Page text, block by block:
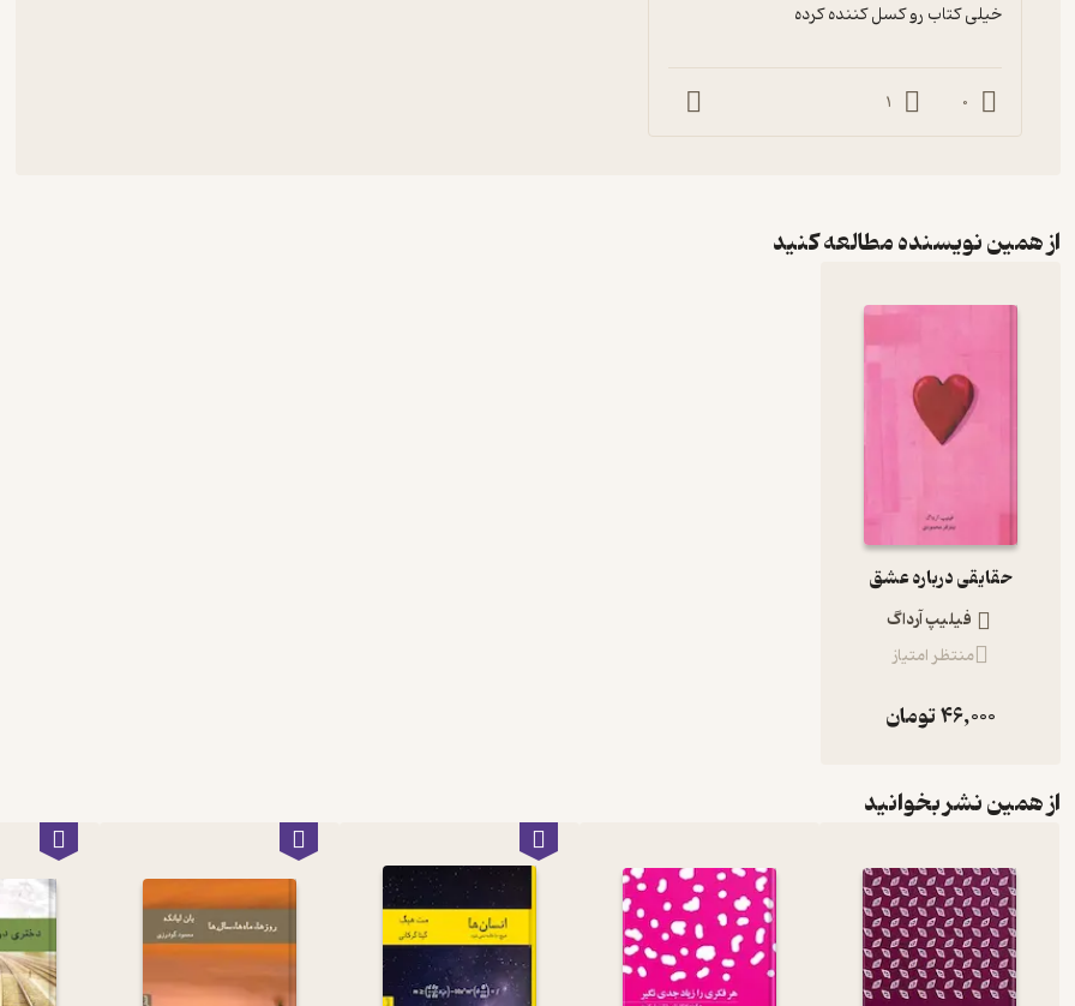
خیلی کتاب رو کسل کننده کرده
0
1
از همین نویسنده مطالعه کنید
حقایقی درباره عشق
فیلیپ آرداگ
منتظر امتیاز
46,000تومان
از همین نشر بخوانید